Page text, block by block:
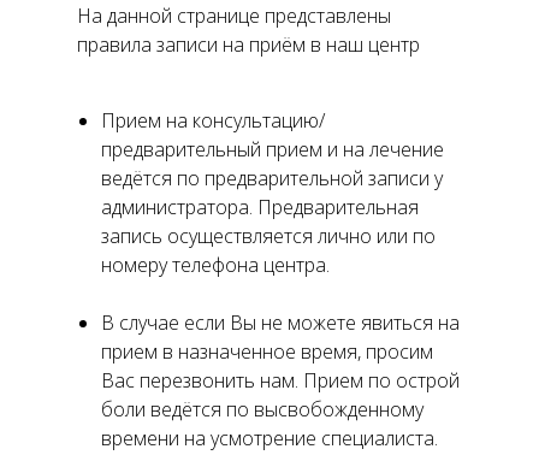
На данной странице представлены
правила записи на приём в наш центр
Прием на консультацию/
предварительный прием и на лечение
ведётся по предварительной записи у
администратора. Предварительная
запись осуществляется лично или по
номеру телефона центра.
В случае если Вы не можете явиться на
прием в назначенное время, просим
Вас перезвонить нам. Прием по острой
боли ведётся по высвобожденному
времени на усмотрение специалиста.